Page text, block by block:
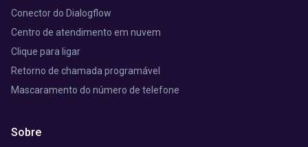
Conector do Dialogflow
Centro de atendimento em nuvem
Clique para ligar
Retorno de chamada programável
Mascaramento do número de telefone
Sobre